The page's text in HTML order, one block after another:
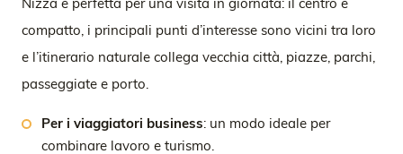
compatto, i principali punti d’interesse sono vicini tra loro
e l’itinerario naturale collega vecchia città, piazze, parchi,
passeggiate e porto.
Per i viaggiatori business: un modo ideale per
combinare lavoro e turismo.